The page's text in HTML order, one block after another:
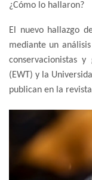
¿Cómo lo hallaron?
El nuevo hallazgo
mediante un
conservacionistas
(EWT) y la
publican en la